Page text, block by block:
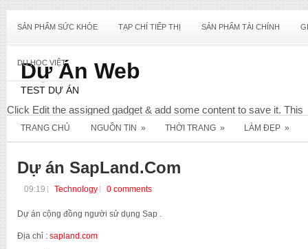
SẢN PHẨM SỨC KHỎE TẠP CHÍ TIẾP THỊ SẢN PHẨM TÀI CHÍNH
DU HỌC VIỆT
Dự Án Web
TEST DỰ ÁN
Click Edit the assigned gadget & add some content to save it. This
content will not display & only required for this widget to register
your Blog. View screenshot below for reference.
TRANG CHỦ NGUỒN TIN » THỜI TRANG » LÀM ĐẸP »
Dự án SapLand.Com
09:19 Technology 0 comments
Dự án cộng đồng người sử dụng Sap .
Địa chỉ : sapland.com